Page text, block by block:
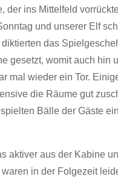
der ins Mittelfeld
und unserer Elf
das
gesetzt, womit auch hin
mal wieder ein Tor.
die Räume gut
Bälle der Gäste
aktiver aus der Kabine
in der Folgezeit